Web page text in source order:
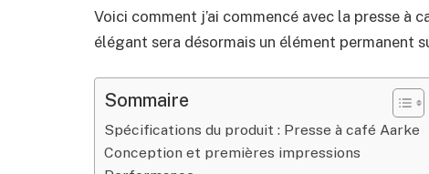
Voici comment j’ai commencé avec la presse
élégant sera désormais un élément permanent
Sommaire
Spécifications du produit : Presse à café Aarke
Conception et premières impressions